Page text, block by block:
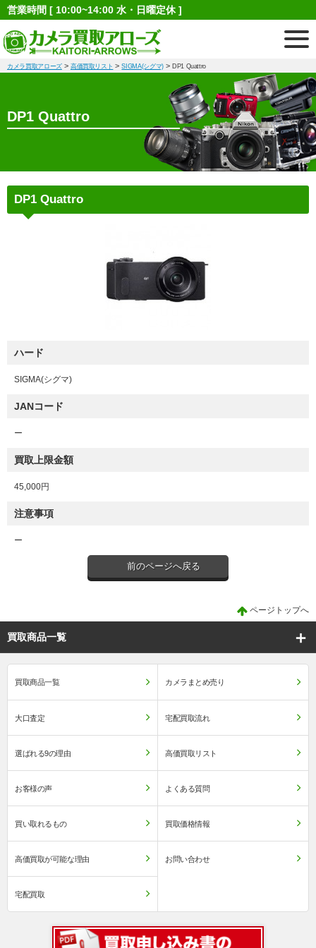
営業時間 [ 10:00~14:00 水・日曜定休 ]
カメラ買取アローズ> 高価買取リスト >SIGMA(シグマ)> DP1 Quattro
DP1 Quattro
DP1 Quattro
ハード
SIGMA(シグマ)
JANコード
ー
買取上限金額
45,000円
注意事項
ー
前のページへ戻る
ページトップへ
買取商品一覧
買取商品一覧 カメラまとめ売り
大口査定 宅配買取流れ
選ばれる9の理由 高価買取リスト
お客様の声 よくある質問
買い取れるもの 買取価格情報
高価買取が可能な理由 お問い合わせ
宅配買取